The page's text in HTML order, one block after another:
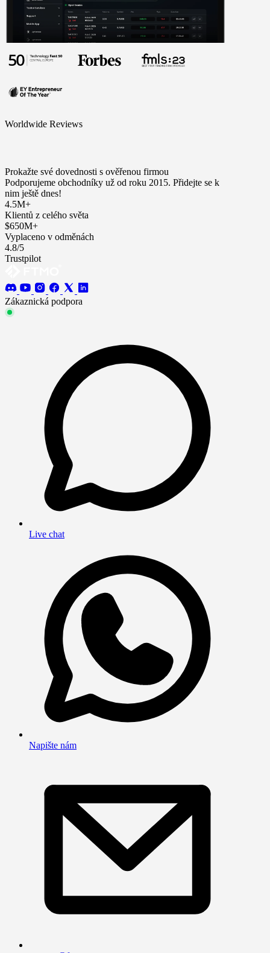
Worldwide Reviews
Prokažte své dovednosti s ověřenou firmou
Podporujeme obchodníky už od roku 2015. Přidejte se k
nim ještě dnes!
4.5M+
Klientů z celého světa
$650M+
Vyplaceno v odměnách
4.8/5
Trustpilot
Zákaznická podpora
Live chat
Napište nám